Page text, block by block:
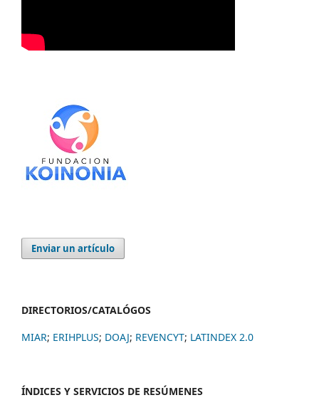
Enviar un artículo
DIRECTORIOS/CATALÓGOS
MIAR; ERIHPLUS; DOAJ; REVENCYT; LATINDEX 2.0
ÍNDICES Y SERVICIOS DE RESÚMENES